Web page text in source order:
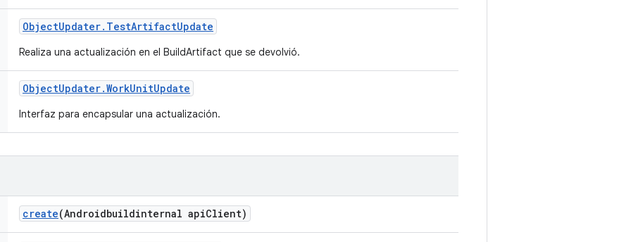
ObjectUpdater. TestArtifactUpdate
Realiza una actualización en el BuildArtifact que se devolvió.
ObjectUpdater.WorkUnitUpdate
Interfaz para encapsular una actualización.
create(Androidbuildinternal apiClient)